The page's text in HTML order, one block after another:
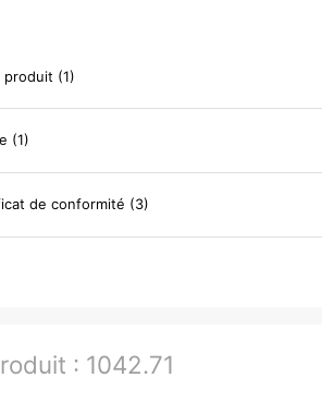
produit (1)
(1)
de conformité (3)
: 1042.71